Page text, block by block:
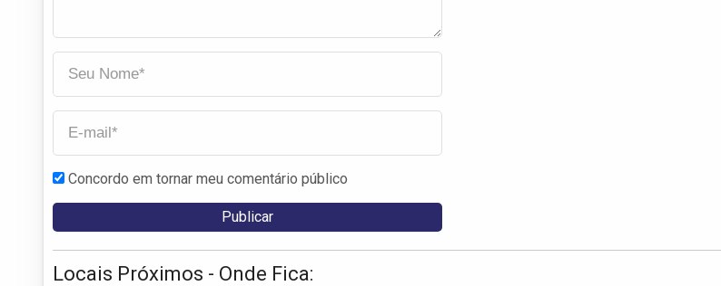
Concordo em tornar meu comentário público
Locais Próximos - Onde Fica: